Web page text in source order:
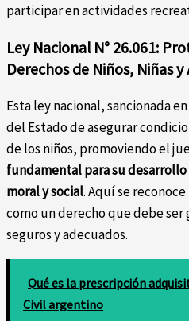
participar en actividades
Ley Nacional N° 26.061:
Derechos de Niños, Niñas
Esta ley nacional, sancionada
del Estado de asegurar
de los niños, promoviendo el
fundamental para su
moral y social. Aquí se
como un derecho que debe
seguros y adecuados.
Qué es la prescripción
Civil argentino